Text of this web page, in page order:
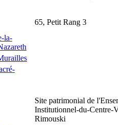
65, Petit Rang 3
la-
Site patrimonial de
Institutionnel-du-Centre-
Rimouski